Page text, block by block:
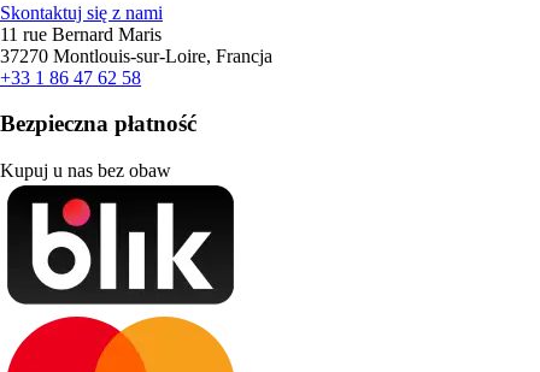
Skontaktuj się z nami
11 rue Bernard Maris
37270 Montlouis-sur-Loire, Francja
+33 1 86 47 62 58
Bezpieczna płatność
Kupuj u nas bez obaw